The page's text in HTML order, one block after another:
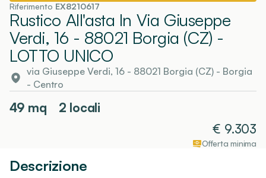
Riferimento EX8210617
Rustico All'asta In Via Giuseppe
Verdi, 16 - 88021 Borgia (CZ) -
LOTTO UNICO
via Giuseppe Verdi, 16 - 88021 Borgia (CZ)- Borgia
- Centro
49 mq
2 locali
€ 9.303
Offerta minima
Descrizione